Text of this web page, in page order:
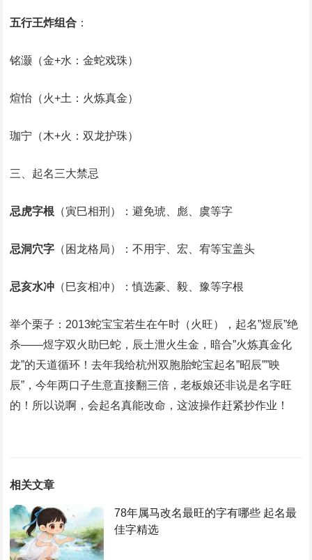
五行王炸组合 ：
铭灏（金+水：金蛇戏珠）
煊怡（火+土：火炼真金）
珈宁（木+火：双龙护珠）
三、起名三大禁忌
忌虎字根 （寅巳相刑）：避免琥、彪、虞等字
忌洞穴字 （困龙格局）：不用宇、宏、宥等宝盖头
忌亥水冲 （巳亥相冲）：慎选豪、毅、豫等字根
举个栗子：2013蛇宝宝若生在午时（火旺），起名”煜辰”绝
杀——煜字双火助巳蛇，辰土泄火生金，暗合”火炼真金化
龙”的天道循环！去年我给杭州双胞胎蛇宝起名”昭辰””映
辰”，今年两口子生意直接翻三倍，老板娘还非说是名字旺
的！所以说啊，会起名真能改命，这波操作赶紧抄作业！
相关文章
78年属马改名最旺的字有哪些 起名最
佳字精选